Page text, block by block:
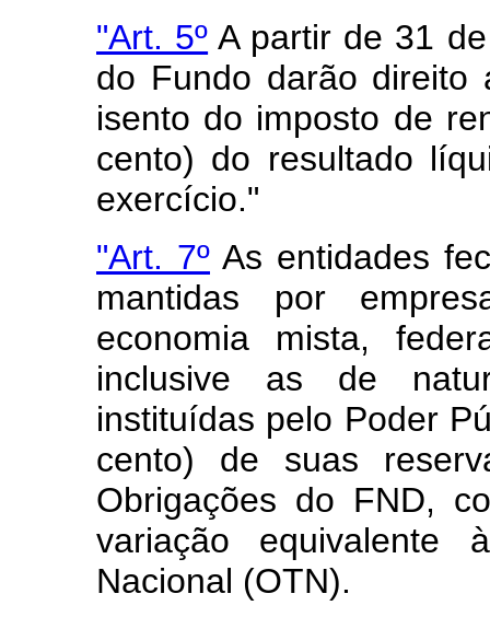
"Art. 5º A partir de 31
do Fundo darão direito
isento do imposto de
cento) do resultado
exercício."
"Art. 7º As entidades
mantidas por
economia mista,
inclusive as de
instituídas pelo Poder
cento) de suas
Obrigações do FND,
variação equivalente
Nacional (OTN).